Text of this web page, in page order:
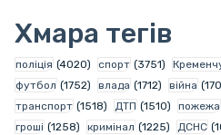
Хмара тегів
поліція (4020) спорт (3751)
футбол (1752) влада (1712) війна
транспорт (1518) ДТП (1510) пожежа
гроші (1258) кримінал (1225) ДСНС